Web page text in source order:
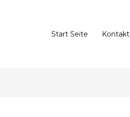
Start Seite Kontakt